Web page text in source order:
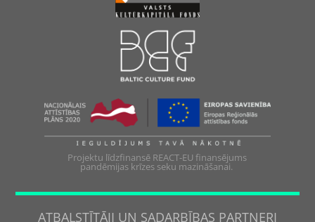
Projektu līdzfinansē REACT-EU finansējums
pandēmijas krīzes seku mazināšanai.
ATBALSTĪTĀJI UN SADARBĪBAS PARTNERI